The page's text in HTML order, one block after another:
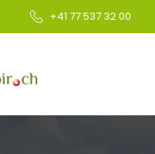
+41 77 537 32 00